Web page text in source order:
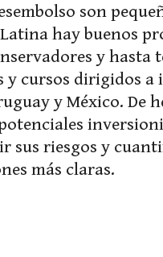
son
hay buenos
y hasta
cursos dirigidos a
y México. De
sus riesgos y
más claras.